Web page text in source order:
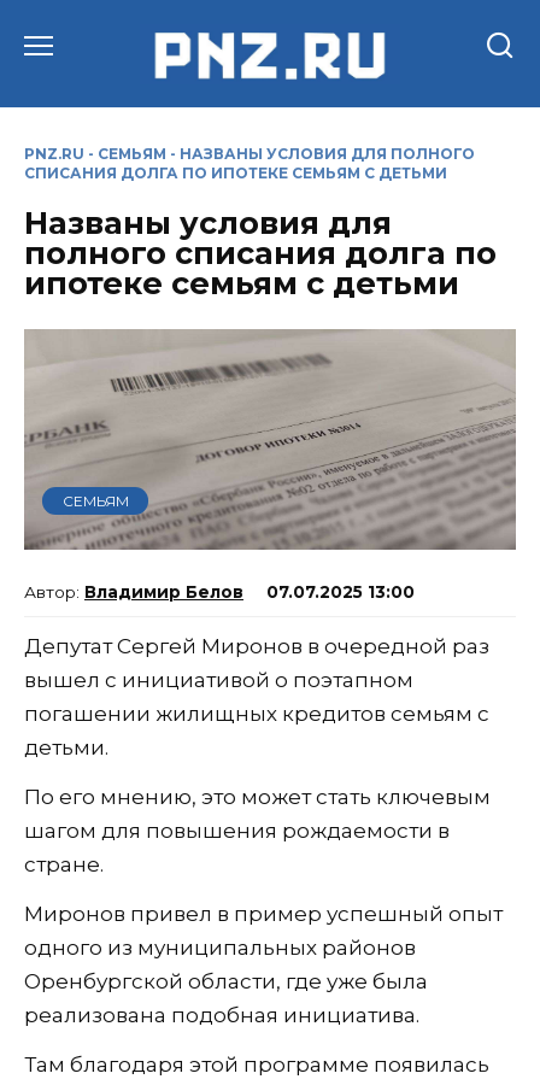
PNZ.RU - СЕМЬЯМ - НАЗВАНЫ УСЛОВИЯ ДЛЯ ПОЛНОГО
СПИСАНИЯ ДОЛГА ПО ИПОТЕКЕ СЕМЬЯМ С ДЕТЬМИ
Названы условия для
полного списания долга по
ипотеке семьям с детьми
СЕМЬЯМ
Владимир Белов 07.07.2025 13:00
Депутат Сергей Миронов в очередной раз
вышел с инициативой о поэтапном
погашении жилищных кредитов семьям с
детьми.
По его мнению, это может стать ключевым
шагом для повышения рождаемости в
стране.
Миронов привел в пример успешный опыт
одного из муниципальных районов
Оренбургской области, где уже была
реализована подобная инициатива.
Там благодаря этой программе появилась